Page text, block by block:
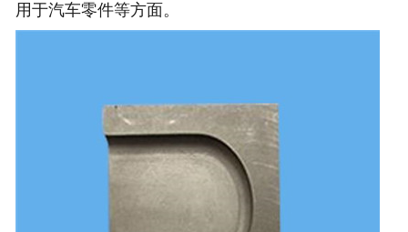
用于汽车零件等方面。